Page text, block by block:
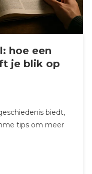
hoe een
je blik op
biedt,
tips om meer